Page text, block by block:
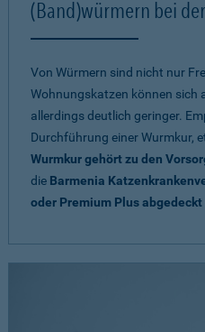
(Band)würmern bei
Von Würmern sind nicht nur
Wohnungskatzen können sich
allerdings deutlich geringer.
Durchführung einer Wurmkur,
Wurmkur gehört zu den
die Barmenia
oder Premium Plus abgedeckt